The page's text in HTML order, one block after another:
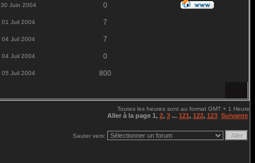
30 Juin 2004 0
01 Juil 2004 7
04 Juil 2004 7
04 Juil 2004 0
05 Juil 2004 800
Toutes les heures sont au format GMT + 1 Heure
Aller à la page 1, 2, 3 ... 121, 122, 123 Suivante
Sauter vers: